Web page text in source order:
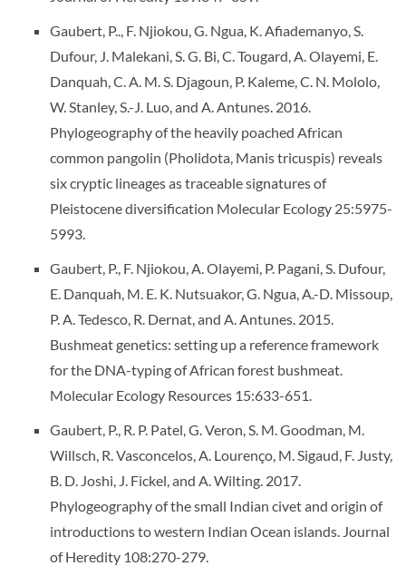
Gaubert, P.., F. Njiokou, G. Ngua, K. Afiademanyo, S.
Dufour, J. Malekani, S. G. Bi, C. Tougard, A. Olayemi, E.
Danquah, C. A. M. S. Djagoun, P. Kaleme, C. N. Mololo,
W. Stanley, S.-J. Luo, and A. Antunes. 2016.
Phylogeography of the heavily poached African
common pangolin (Pholidota, Manis tricuspis) reveals
six cryptic lineages as traceable signatures of
Pleistocene diversification Molecular Ecology 25:5975-
5993.
Gaubert, P., F. Njiokou, A. Olayemi, P. Pagani, S. Dufour,
E. Danquah, M. E. K. Nutsuakor, G. Ngua, A.-D. Missoup,
P. A. Tedesco, R. Dernat, and A. Antunes. 2015.
Bushmeat genetics: setting up a reference framework
for the DNA-typing of African forest bushmeat.
Molecular Ecology Resources 15:633-651.
Gaubert, P., R. P. Patel, G. Veron, S. M. Goodman, M.
Willsch, R. Vasconcelos, A. Lourenço, M. Sigaud, F. Justy,
B. D. Joshi, J. Fickel, and A. Wilting. 2017.
Phylogeography of the small Indian civet and origin of
introductions to western Indian Ocean islands. Journal
of Heredity 108:270-279.